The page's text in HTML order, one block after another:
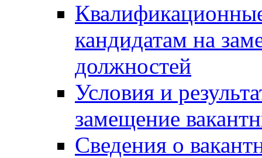
кандидатам на
должностей
Условия и
замещение
Сведения о